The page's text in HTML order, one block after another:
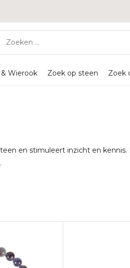
Wierook Zoek op steen Zoek
en stimuleert inzicht en